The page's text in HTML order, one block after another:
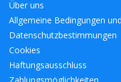
Über uns
Allgemeine Bedingungen
Datenschutzbestimmungen
Cookies
Haftungsausschluss